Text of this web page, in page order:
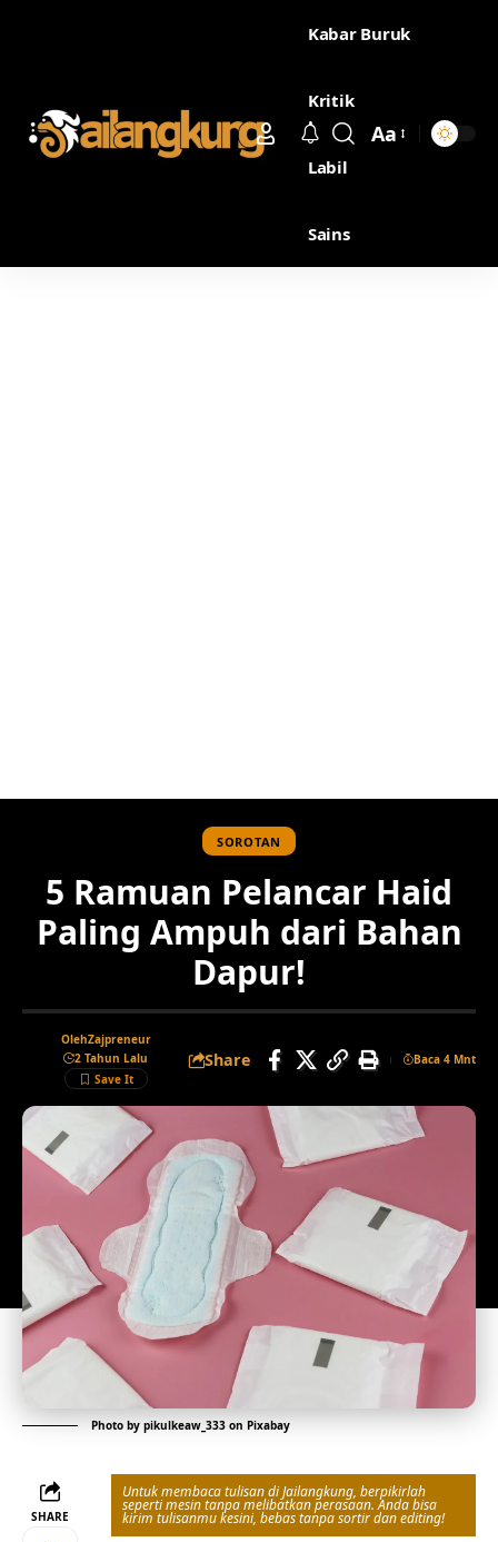
Kabar Buruk
Kritik
Labil
Sains
Aa
SOROTAN
5 Ramuan Pelancar Haid
Paling Ampuh dari Bahan
Dapur!
OlehZajpreneur
2 Tahun Lalu
Share Baca 4 Mnt
Photo by pikulkeaw_333 on Pixabay
SHARE
Untuk membaca tulisan di Jailangkung, berpikirlah
seperti mesin tanpa melibatkan perasaan. Anda bisa
kirim tulisanmu kesini, bebas tanpa sortir dan editing!